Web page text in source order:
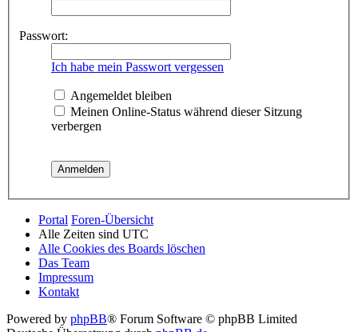
Passwort:
Ich habe mein Passwort vergessen
Angemeldet bleiben
Meinen Online-Status während dieser Sitzung
verbergen
Portal Foren-Übersicht
Alle Zeiten sind UTC
Alle Cookies des Boards löschen
Das Team
Impressum
Kontakt
Powered by phpBB® Forum Software © phpBB Limited